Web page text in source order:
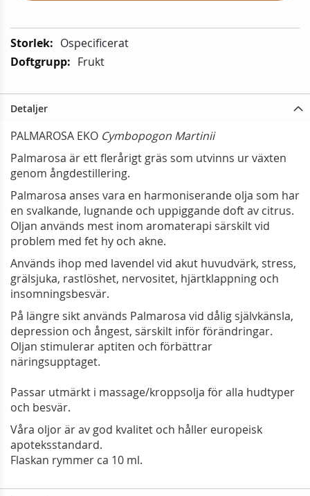
Mer
information:
Ospecificerat
Frukt
Detaljer
PALMAROSA EKO Cymbopogon Martinii
Palmarosa är ett flerårigt gräs som utvinns ur växten
genom ångdestillering.
Palmarosa anses vara en harmoniserande olja som har
en svalkande, lugnande och uppiggande doft av citrus.
Oljan används mest inom aromaterapi särskilt vid
problem med fet hy och akne.
Används ihop med lavendel vid akut huvudvärk, stress,
grälsjuka, rastlöshet, nervositet, hjärtklappning och
insomningsbesvär.
På längre sikt används Palmarosa vid dålig självkänsla,
depression och ångest, särskilt inför förändringar.
Oljan stimulerar aptiten och förbättrar
näringsupptaget.
Passar utmärkt i massage/kroppsolja för alla hudtyper
och besvär.
Våra oljor är av god kvalitet och håller europeisk
apoteksstandard.
Flaskan rymmer ca 10 ml.